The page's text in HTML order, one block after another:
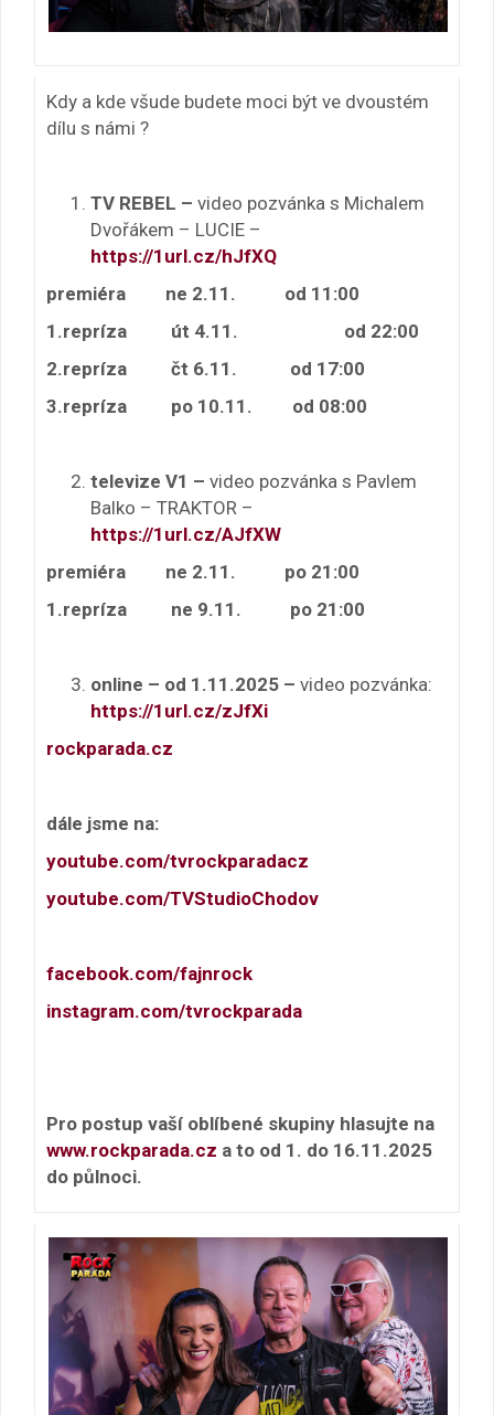
Kdy a kde všude budete moci být ve dvoustém
dílu s námi ?
TV REBEL – video pozvánka s Michalem
Dvořákem – LUCIE –
https://1url.cz/hJfXQ
premiéra ne 2.11. od 11:00
1.repríza út 4.11. od 22:00
2.repríza čt 6.11. od 17:00
3.repríza po 10.11. od 08:00
televize V1 – video pozvánka s Pavlem
Balko – TRAKTOR –
https://1url.cz/AJfXW
premiéra ne 2.11. po 21:00
1.repríza ne 9.11. po 21:00
online – od 1.11.2025 – video pozvánka:
https://1url.cz/zJfXi
rockparada.cz
dále jsme na:
youtube.com/tvrockparadacz
youtube.com/TVStudioChodov
facebook.com/fajnrock
instagram.com/tvrockparada
Pro postup vaší oblíbené skupiny hlasujte na
www.rockparada.cz a to od 1. do 16.11.2025
do půlnoci.